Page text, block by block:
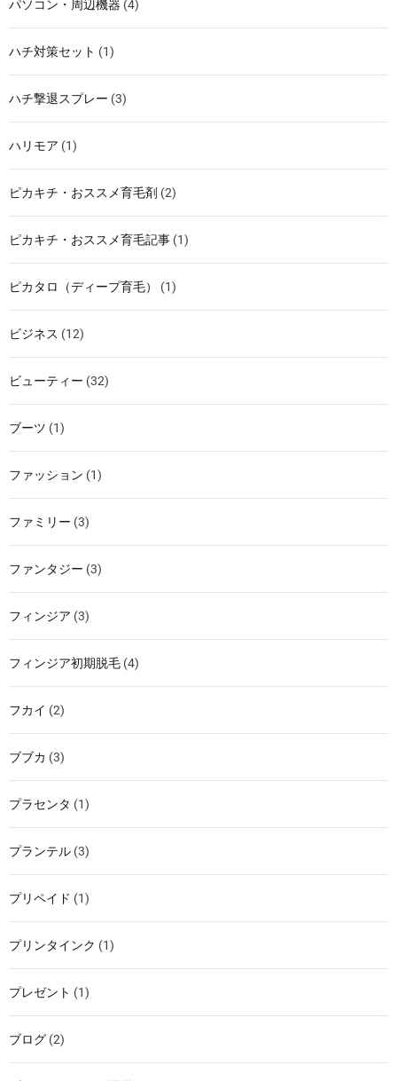
パソコン・周辺機器 (4)
ハチ対策セット (1)
ハチ撃退スプレー (3)
ハリモア (1)
ピカキチ・おススメ育毛剤 (2)
ピカキチ・おススメ育毛記事 (1)
ピカタロ（ディープ育毛） (1)
ビジネス (12)
ビューティー (32)
ブーツ (1)
ファッション (1)
ファミリー (3)
ファンタジー (3)
フィンジア (3)
フィンジア初期脱毛 (4)
フカイ (2)
ブブカ (3)
プラセンタ (1)
プランテル (3)
プリペイド (1)
プリンタインク (1)
プレゼント (1)
ブログ (2)